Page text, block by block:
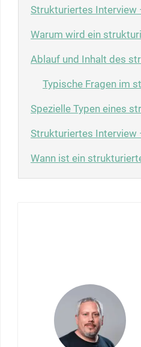
Strukturiertes Interview
Warum wird ein
Ablauf und Inhalt des
Typische Fragen im
Spezielle Typen eines
Strukturiertes Interview
Wann ist ein